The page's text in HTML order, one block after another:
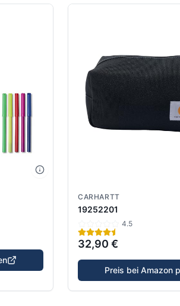
CARHARTT
19252201
4.5
32,90 €
Preis bei Amazon